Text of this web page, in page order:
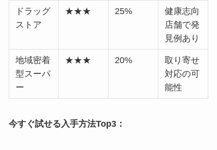
ドラッグ
ストア
★★★ 25%
健康志向
店舗で発
見例あり
地域密着
型スーパ
ー
★★★ 20%
取り寄せ
対応の可
能性
今すぐ試せる入手方法Top3：